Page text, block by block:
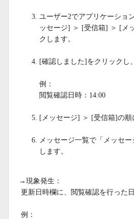
ユーザー2でアプリケーショ
ッセージ] ＞ [受信箱] ＞ [メ
クします。
[確認しました]をクリックし
例：
閲覧確認日時：14:00
[メッセージ] ＞ [受信箱]の順
メッセージ一覧で「メッセ
します。
→現象発生：
更新日時欄に、閲覧確認を行った
例：